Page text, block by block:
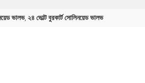
ভালভ, ২৪ ভোল্ট বুরকার্ট সোলিনয়েড ভালভ